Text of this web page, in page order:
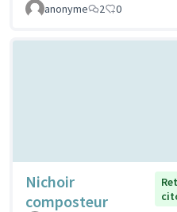
anonyme
2 0
Nichoir
composteur